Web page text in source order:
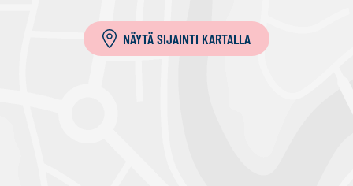
NÄYTÄ SIJAINTI KARTALLA